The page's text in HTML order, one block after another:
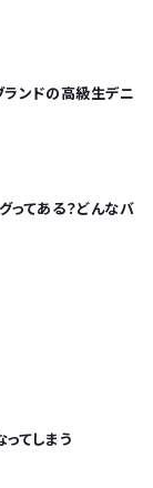
ランドの高級生デニ
ってある？どんなバ
てしまう